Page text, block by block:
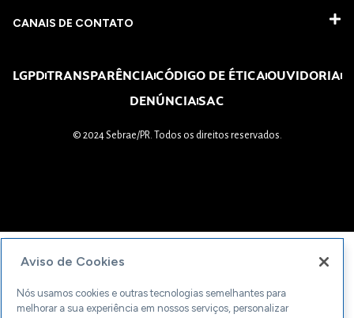
CANAIS DE CONTATO
LGPDTRANSPARÊNCIACÓDIGO DE ÉTICAOUVIDORIA
DENÚNCIASAC
© 2024 Sebrae/PR. Todos os direitos reservados.
Aviso de Cookies
Nós usamos cookies e outras tecnologias semelhantes para
melhorar a sua experiência em nossos serviços, personalizar